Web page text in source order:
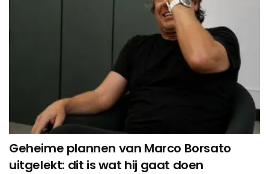
Geheime plannen van Marco Borsato
uitgelekt: dit is wat hij gaat doen